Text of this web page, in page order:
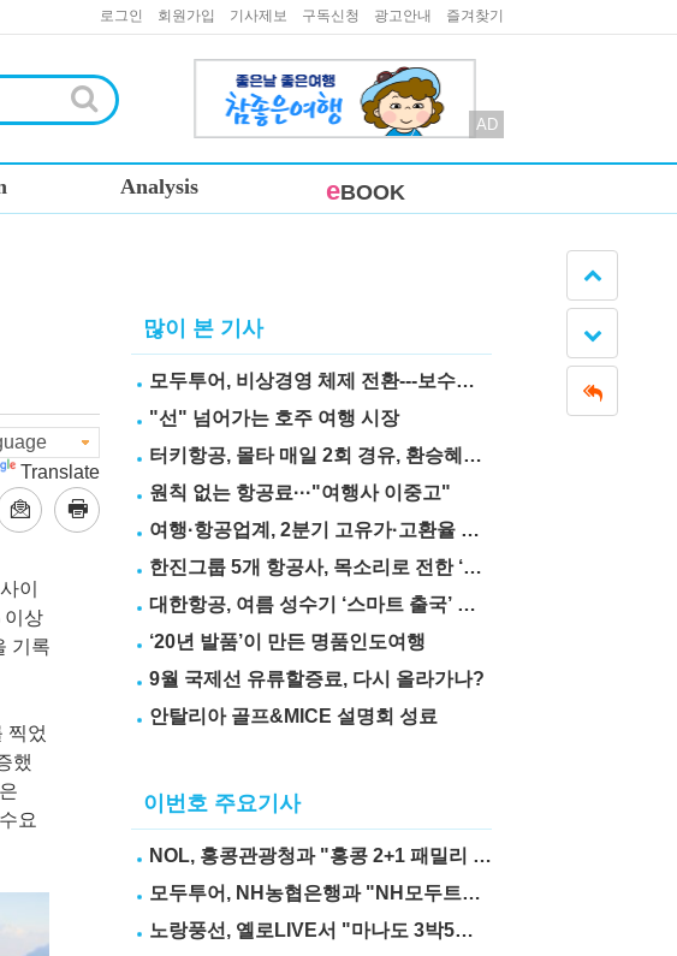
로그인 회원가입 기사제보 구독신청 광고안내 즐겨찾기
AD
Analysis eBOOK
Translate
이
이상
기록
찍었
했
요
많이 본 기사
모두투어, 비상경영 체제 전환---보수도 삭감
"선" 넘어가는 호주 여행 시장
터키항공, 몰타 매일 2회 경유, 환승혜택 눈길
원칙 없는 항공료···"여행사 이중고"
여행·항공업계, 2분기 고유가·고환율 직격탄
한진그룹 5개 항공사, 목소리로 전한 ‘재능기부’
대한항공, 여름 성수기 ‘스마트 출국’ 꿀팁 3가지 공개
‘20년 발품’이 만든 명품인도여행
9월 국제선 유류할증료, 다시 올라가나?
안탈리아 골프&MICE 설명회 성료
이번호 주요기사
NOL, 홍콩관광청과 "홍콩 2+1 패밀리 프로모션" 실시
모두투어, NH농협은행과 "NH모두트래블리적금" 출시
노랑풍선, 옐로LIVE서 "마나도 3박5일" 상품 선보여